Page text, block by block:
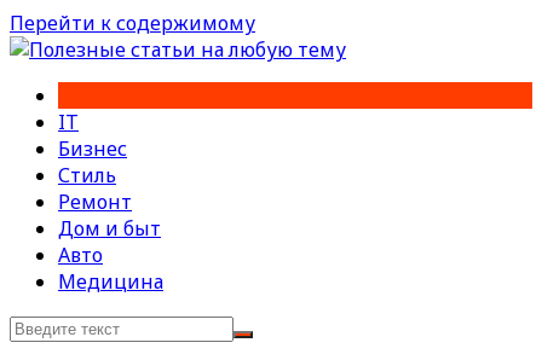
Перейти к содержимому
IT
Бизнес
Стиль
Ремонт
Дом и быт
Авто
Медицина